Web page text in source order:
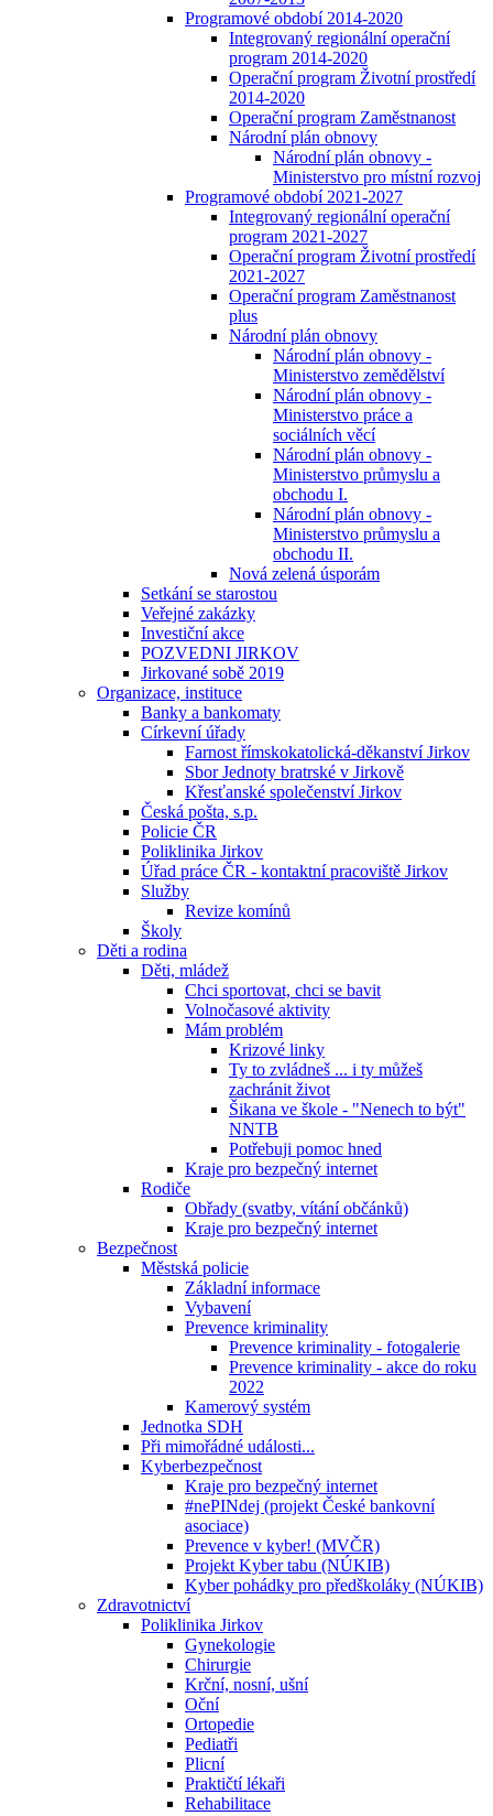
Programové období 2014-2020
Integrovaný regionální operační
program 2014-2020
Operační program Životní prostředí
2014-2020
Operační program Zaměstnanost
Národní plán obnovy
Národní plán obnovy -
Ministerstvo pro místní rozvoj
Programové období 2021-2027
Integrovaný regionální operační
program 2021-2027
Operační program Životní prostředí
2021-2027
Operační program Zaměstnanost
plus
Národní plán obnovy
Národní plán obnovy -
Ministerstvo zemědělství
Národní plán obnovy -
Ministerstvo práce a
sociálních věcí
Národní plán obnovy -
Ministerstvo průmyslu a
obchodu I.
Národní plán obnovy -
Ministerstvo průmyslu a
obchodu II.
Nová zelená úsporám
Setkání se starostou
Veřejné zakázky
Investiční akce
POZVEDNI JIRKOV
Jirkované sobě 2019
Organizace, instituce
Banky a bankomaty
Církevní úřady
Farnost římskokatolická-děkanství Jirkov
Sbor Jednoty bratrské v Jirkově
Křesťanské společenství Jirkov
Česká pošta, s.p.
Policie ČR
Poliklinika Jirkov
Úřad práce ČR - kontaktní pracoviště Jirkov
Služby
Revize komínů
Školy
Děti a rodina
Děti, mládež
Chci sportovat, chci se bavit
Volnočasové aktivity
Mám problém
Krizové linky
Ty to zvládneš ... i ty můžeš
zachránit život
Šikana ve škole - "Nenech to být"
NNTB
Potřebuji pomoc hned
Kraje pro bezpečný internet
Rodiče
Obřady (svatby, vítání občánků)
Kraje pro bezpečný internet
Bezpečnost
Městská policie
Základní informace
Vybavení
Prevence kriminality
Prevence kriminality - fotogalerie
Prevence kriminality - akce do roku
2022
Kamerový systém
Jednotka SDH
Při mimořádné události...
Kyberbezpečnost
Kraje pro bezpečný internet
#nePINdej (projekt České bankovní
asociace)
Prevence v kyber! (MVČR)
Projekt Kyber tabu (NÚKIB)
Kyber pohádky pro předškoláky (NÚKIB)
Zdravotnictví
Poliklinika Jirkov
Gynekologie
Chirurgie
Krční, nosní, ušní
Oční
Ortopedie
Pediatři
Plicní
Praktičtí lékaři
Rehabilitace